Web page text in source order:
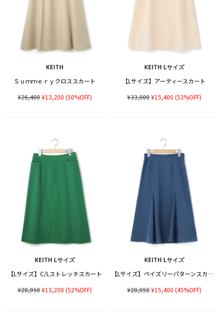
KEITH
Ｓｕｍｍｅｒｙクロススカート
¥26,400¥13,200 (50%OFF)
KEITH Lサイズ
【Lサイズ】アーティースカート
¥33,000¥15,400 (53%OFF)
KEITH Lサイズ
【Lサイズ】C/Lストレッチスカート
¥28,050¥13,200 (52%OFF)
KEITH Lサイズ
【Lサイズ】ペイズリーパターンスカート
¥28,050¥15,400 (45%OFF)